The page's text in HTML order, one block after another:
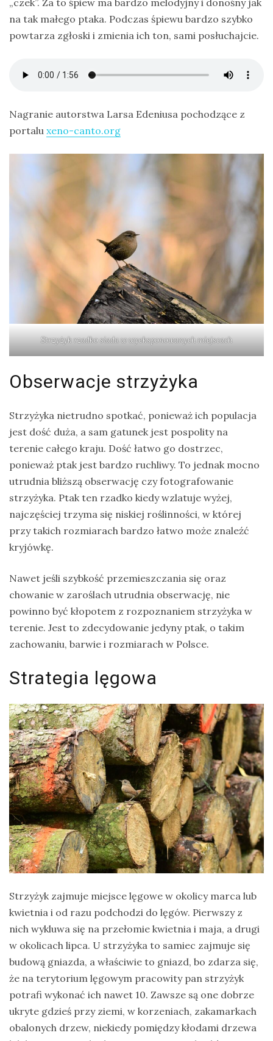
„czek”. Za to śpiew ma bardzo melodyjny i donośny jak
na tak małego ptaka. Podczas śpiewu bardzo szybko
powtarza zgłoski i zmienia ich ton, sami posłuchajcie.
Nagranie autorstwa Larsa Edeniusa pochodzące z
portalu xeno-canto.org
Strzyżyk rzadko siada w wyeksponowanych miejscach
Obserwacje strzyżyka
Strzyżyka nietrudno spotkać, ponieważ ich populacja
jest dość duża, a sam gatunek jest pospolity na
terenie całego kraju. Dość łatwo go dostrzec,
ponieważ ptak jest bardzo ruchliwy. To jednak mocno
utrudnia bliższą obserwację czy fotografowanie
strzyżyka. Ptak ten rzadko kiedy wzlatuje wyżej,
najczęściej trzyma się niskiej roślinności, w której
przy takich rozmiarach bardzo łatwo może znaleźć
kryjówkę.
Nawet jeśli szybkość przemieszczania się oraz
chowanie w zaroślach utrudnia obserwację, nie
powinno być kłopotem z rozpoznaniem strzyżyka w
terenie. Jest to zdecydowanie jedyny ptak, o takim
zachowaniu, barwie i rozmiarach w Polsce.
Strategia lęgowa
Strzyżyk zajmuje miejsce lęgowe w okolicy marca lub
kwietnia i od razu podchodzi do lęgów. Pierwszy z
nich wykluwa się na przełomie kwietnia i maja, a drugi
w okolicach lipca. U strzyżyka to samiec zajmuje się
budową gniazda, a właściwie to gniazd, bo zdarza się,
że na terytorium lęgowym pracowity pan strzyżyk
potrafi wykonać ich nawet 10. Zawsze są one dobrze
ukryte gdzieś przy ziemi, w korzeniach, zakamarkach
obalonych drzew, niekiedy pomiędzy kłodami drzewa